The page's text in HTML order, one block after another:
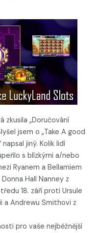
zkusila „Doručování
jsem o „Take A good
napsal jiný. Kolik lidí
s blízkými a/nebo
Ryanem a Bellamiem
Hall Nanney z
18. září proti Ursule
a Andrewu Smithovi z
pro vaše nejběžnější